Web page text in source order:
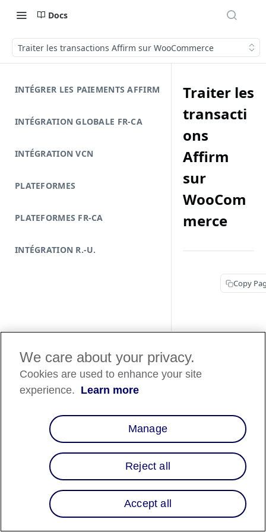
Docs
Traiter les transactions Affirm sur WooCommerce
INTÉGRER LES PAIEMENTS AFFIRM
INTÉGRATION GLOBALE FR-CA
INTÉGRATION VCN
PLATEFORMES
PLATEFORMES FR-CA
INTÉGRATION R.-U.
Traiter les
transacti
ons
Affirm
sur
WooCom
merce
Copy
We care about your privacy.
Cookies are used to enhance your site
experience. Learn more
Manage
Reject all
Accept all